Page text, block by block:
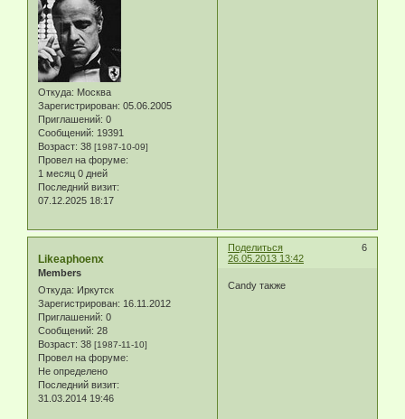
Откуда: Москва
Зарегистрирован: 05.06.2005
Приглашений: 0
Сообщений: 19391
Возраст: 38 [1987-10-09]
Провел на форуме:
1 месяц 0 дней
Последний визит:
07.12.2025 18:17
Поделиться
6
26.05.2013 13:42
Likeaphoenx
Members
Откуда: Иркутск
Зарегистрирован: 16.11.2012
Приглашений: 0
Сообщений: 28
Возраст: 38 [1987-11-10]
Провел на форуме:
Не определено
Последний визит:
31.03.2014 19:46
Candy также